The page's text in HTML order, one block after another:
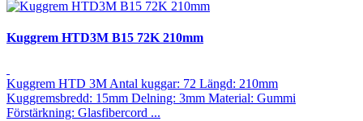
Kuggrem HTD3M B15 72K 210mm
Kuggrem HTD 3M Antal kuggar: 72 Längd: 210mm
Kuggremsbredd: 15mm Delning: 3mm Material: Gummi
Förstärkning: Glasfibercord ...